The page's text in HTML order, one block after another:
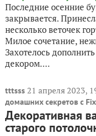
Последние осенние
закрывается.
несколько веточек
Милое сочетание,
Захотелось
декором....
tttsss 21 апреля 2023,
домашних секретов с
Декоративная
старого